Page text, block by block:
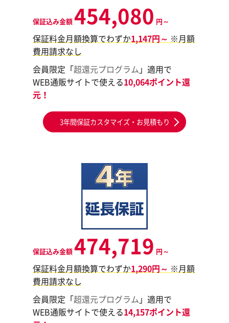
保証込み金額454,080 円～
保証料金月額換算でわずか1,147円～ ※月額
費用請求なし
会員限定「超還元プログラム 」適用で
WEB通販サイトで使える10,064ポイント還
元！
3年間保証カスタマイズ・お見積もり
保証込み金額474,719 円～
保証料金月額換算でわずか1,290円～ ※月額
費用請求なし
会員限定「超還元プログラム 」適用で
WEB通販サイトで使える14,157ポイント還